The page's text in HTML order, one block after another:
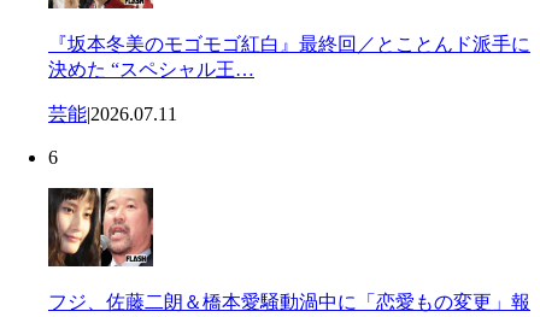
『坂本冬美のモゴモゴ紅白』最終回／とことんド派手に
決めた “スペシャル王…
芸能|2026.07.11
6
フジ、佐藤二朗＆橋本愛騒動渦中に「恋愛もの変更」報